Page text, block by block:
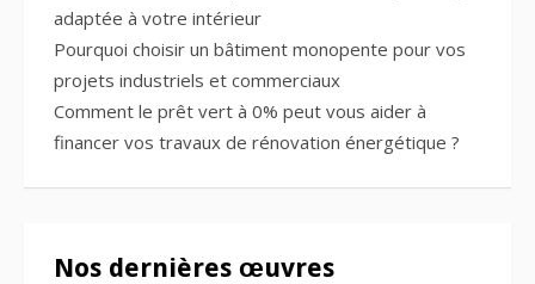
adaptée à votre intérieur
Pourquoi choisir un bâtiment monopente pour vos
projets industriels et commerciaux
Comment le prêt vert à 0% peut vous aider à
financer vos travaux de rénovation énergétique ?
Nos dernières œuvres